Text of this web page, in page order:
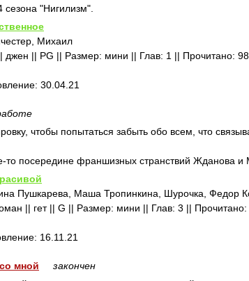
"Нигилизм".
Михаил
|| PG || Размер: мини || Глав: 1 || Прочитано:
30.04.21
чтобы попытаться забыть обо всем, что
то посередине франшизных странствий Жданова и
Пушкарева, Маша Тропинкина, Шурочка, Федор
|| гет || G || Размер: мини || Глав: 3 || Прочитано:
16.11.21
мной
закончен